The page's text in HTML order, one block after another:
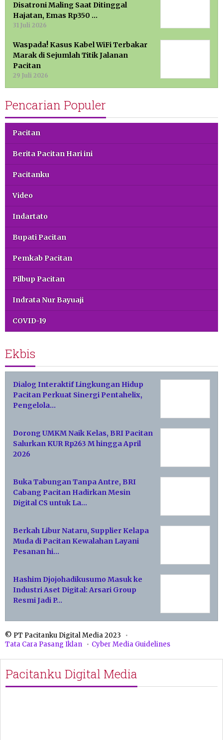
Disatroni Maling Saat Ditinggal
Hajatan, Emas Rp350 …
31 Juli 2026
Waspada! Kasus Kabel WiFi Terbakar
Marak di Sejumlah Titik Jalanan
Pacitan
29 Juli 2026
Pencarian Populer
Pacitan
Berita Pacitan Hari ini
Pacitanku
Video
Indartato
Bupati Pacitan
Pemkab Pacitan
Pilbup Pacitan
Indrata Nur Bayuaji
COVID-19
Ekbis
Dialog Interaktif Lingkungan Hidup
Pacitan Perkuat Sinergi Pentahelix,
Pengelola…
Dorong UMKM Naik Kelas, BRI Pacitan
Salurkan KUR Rp263 M hingga April
2026
Buka Tabungan Tanpa Antre, BRI
Cabang Pacitan Hadirkan Mesin
Digital CS untuk La…
Berkah Libur Nataru, Supplier Kelapa
Muda di Pacitan Kewalahan Layani
Pesanan hi…
Hashim Djojohadikusumo Masuk ke
Industri Aset Digital: Arsari Group
Resmi Jadi P…
© PT Pacitanku Digital Media 2023
Tata Cara Pasang Iklan
Cyber Media Guidelines
Pacitanku Digital Media